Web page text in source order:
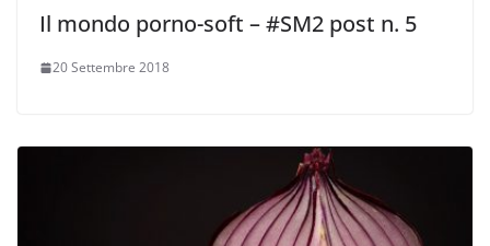
Il mondo porno-soft – #SM2 post n. 5
20 Settembre 2018